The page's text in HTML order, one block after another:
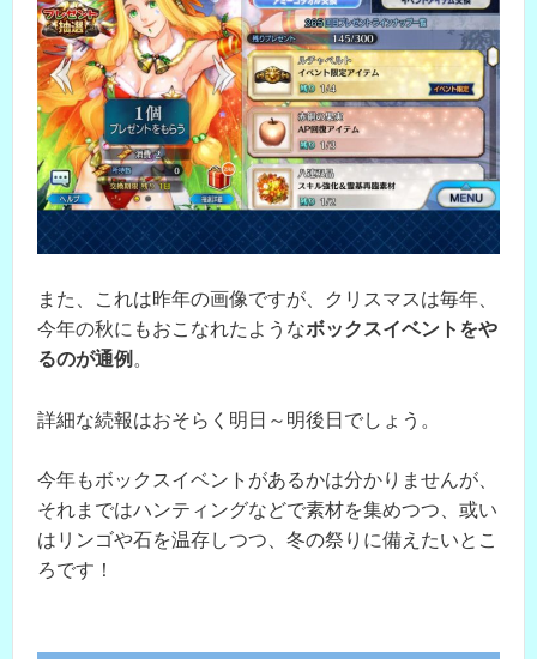
また、これは昨年の画像ですが、クリスマスは毎年、
今年の秋にもおこなれたようなボックスイベントをや
るのが通例 。
詳細な続報はおそらく明日～明後日でしょう。
今年もボックスイベントがあるかは分かりませんが、
それまではハンティングなどで素材を集めつつ、或い
はリンゴや石を温存しつつ、冬の祭りに備えたいとこ
ろです！